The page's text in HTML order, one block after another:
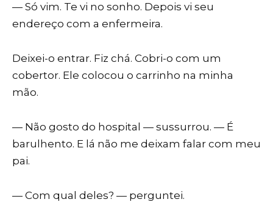
— Só vim. Te vi no sonho. Depois vi seu
endereço com a enfermeira.
Deixei-o entrar. Fiz chá. Cobri-o com um
cobertor. Ele colocou o carrinho na minha
mão.
— Não gosto do hospital — sussurrou. — É
barulhento. E lá não me deixam falar com meu
pai.
— Com qual deles? — perguntei.